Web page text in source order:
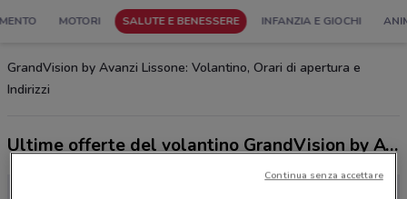
MOTORI SALUTE E BENESSERE INFANZIA E GIOCHI
GrandVision by Avanzi Lissone: Volantino, Orari di apertura e
Indirizzi
Ultime offerte del volantino GrandVision by Avanzi
Continua senza accettare